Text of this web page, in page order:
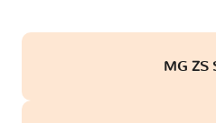
MG ZS